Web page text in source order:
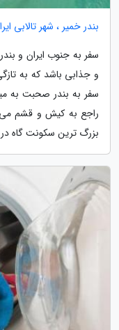
بندر خمیر ، شهر تالابی
سفر به جنوب ایران و
و جذابی باشد که به
سفر به بندر صحبت به
راجع به کیش و قشم می
بزرگ ترین سکونت گاه